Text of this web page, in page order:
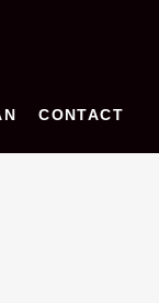
CONTACT